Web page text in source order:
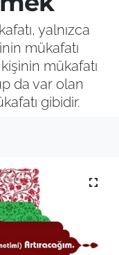
yalnızca
mükafatı
mükafatı
da var olan
gibidir.